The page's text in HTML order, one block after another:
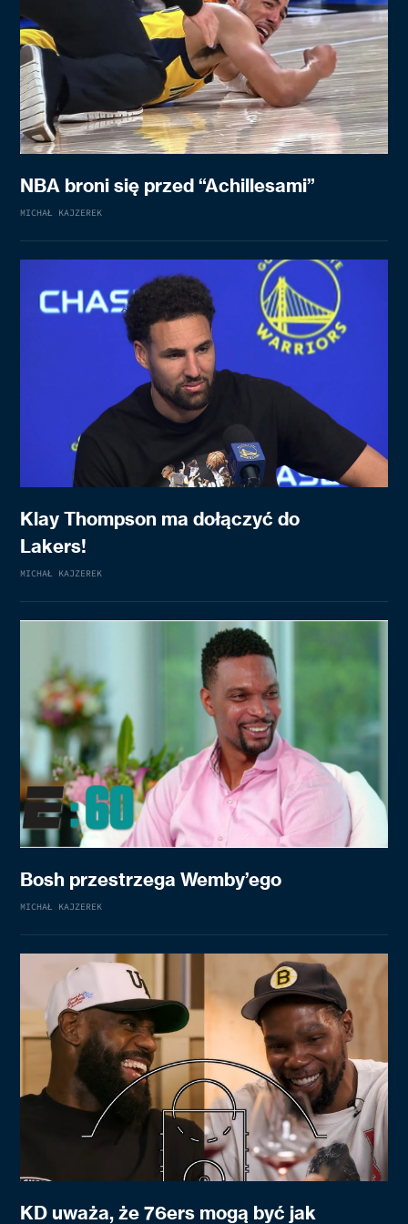
NBA broni się przed “Achillesami”
MICHAŁ KAJZEREK
Klay Thompson ma dołączyć do
Lakers!
MICHAŁ KAJZEREK
Bosh przestrzega Wemby’ego
MICHAŁ KAJZEREK
KD uważa, że 76ers mogą być jak